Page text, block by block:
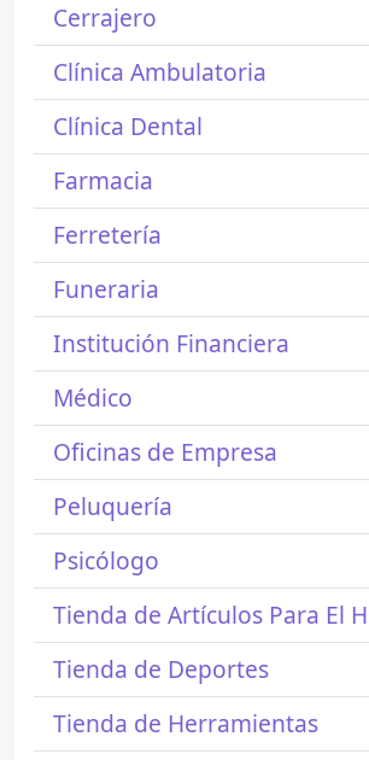
Cerrajero
Clínica Ambulatoria
Clínica Dental
Farmacia
Ferretería
Funeraria
Institución Financiera
Médico
Oficinas de Empresa
Peluquería
Psicólogo
Tienda de Artículos Para El
Tienda de Deportes
Tienda de Herramientas